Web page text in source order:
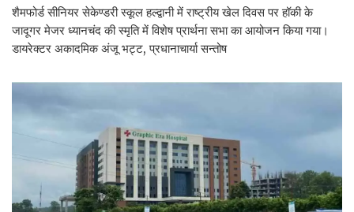
शैमफोर्ड सीनियर सेकेण्डरी स्कूल हल्द्वानी में राष्ट्रीय खेल दिवस पर हॉकी के
जादूगर मेजर ध्यानचंद की स्मृति में विशेष प्रार्थना सभा का आयोजन किया गया।
डायरेक्टर अकादमिक अंजू भट्ट, प्रधानाचार्या सन्तोष